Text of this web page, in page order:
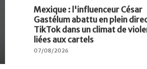
Mexique : l'influenceur César
Gastélum abattu en plein
TikTok dans un climat de
liées aux cartels
07/08/2026